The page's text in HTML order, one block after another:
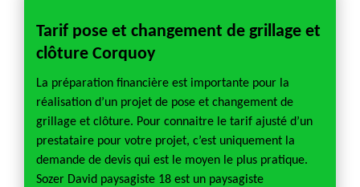
Tarif pose et changement de grillage et
clôture Corquoy
La préparation financière est importante pour la
réalisation d’un projet de pose et changement de
grillage et clôture. Pour connaitre le tarif ajusté d’un
prestataire pour votre projet, c’est uniquement la
demande de devis qui est le moyen le plus pratique.
Sozer David paysagiste 18 est un paysagiste